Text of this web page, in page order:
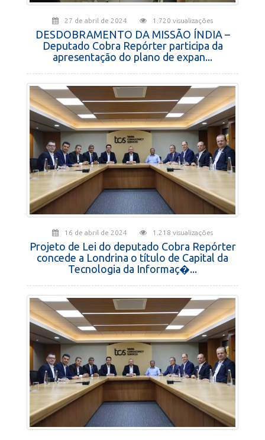
27 de abril de 2024 1.720 visualizações
DESDOBRAMENTO DA MISSÃO ÍNDIA –
Deputado Cobra Repórter participa da
apresentação do plano de expan...
16 de abril de 2024 1.218 visualizações
Projeto de Lei do deputado Cobra Repórter
concede a Londrina o título de Capital da
Tecnologia da Informaç�...